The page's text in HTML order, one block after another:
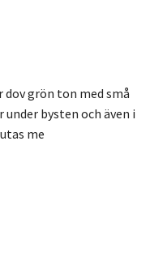
dov grön ton med små
bysten och även i
me